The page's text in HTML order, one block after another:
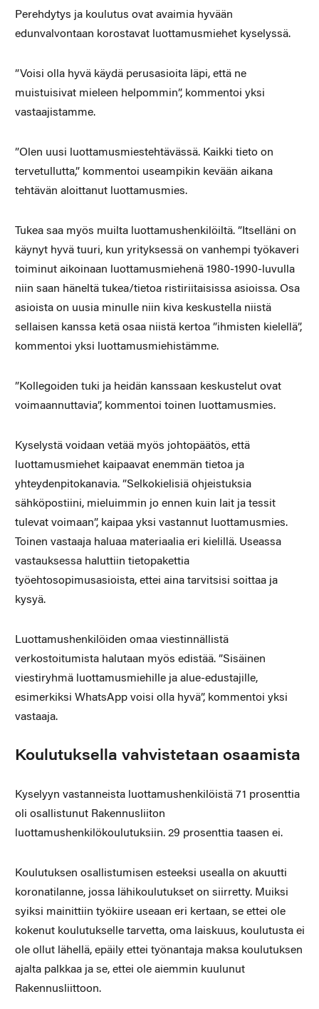
Perehdytys ja koulutus ovat avaimia hyvään
edunvalvontaan korostavat luottamusmiehet kyselyssä.
”Voisi olla hyvä käydä perusasioita läpi, että ne
muistuisivat mieleen helpommin”, kommentoi yksi
vastaajistamme.
”Olen uusi luottamusmiestehtävässä. Kaikki tieto on
tervetullutta,” kommentoi useampikin kevään aikana
tehtävän aloittanut luottamusmies.
Tukea saa myös muilta luottamushenkilöiltä. ”Itselläni on
käynyt hyvä tuuri, kun yrityksessä on vanhempi työkaveri
toiminut aikoinaan luottamusmiehenä 1980­-1990-luvulla
niin saan häneltä tukea/tietoa ristiriitaisissa asioissa. Osa
asioista on uusia minulle niin kiva keskustella niistä
sellaisen kanssa ketä osaa niistä kertoa ”ihmisten kielellä”,
kommentoi yksi luottamusmiehistämme.
”Kollegoiden tuki ja heidän kanssaan keskustelut ovat
voimaannuttavia”, kommentoi toinen luottamusmies.
Kyselystä voidaan vetää myös johtopäätös, että
luottamusmiehet kaipaavat enemmän tietoa ja
yhteydenpitokanavia. ”Selkokielisiä ohjeistuksia
sähköpostiini, mieluimmin jo ennen kuin lait ja tessit
tulevat voimaan”, kaipaa yksi vastannut luottamusmies.
Toinen vastaaja haluaa materiaalia eri kielillä. Useassa
vastauksessa haluttiin tietopakettia
työehtosopimusasioista, ettei aina tarvitsisi soittaa ja
kysyä.
Luottamushenkilöiden omaa viestinnällistä
verkostoitumista halutaan myös edistää. ”Sisäinen
viestiryhmä luottamusmiehille ja alue-edustajille,
esimerkiksi WhatsApp voisi olla hyvä”, kommentoi yksi
vastaaja.
Koulutuksella vahvistetaan osaamista
Kyselyyn vastanneista luottamushenkilöistä 71 prosenttia
oli osallistunut Rakennusliiton
luottamushenkilökoulutuksiin. 29 prosenttia taasen ei.
Koulutuksen osallistumisen esteeksi usealla on akuutti
koronatilanne, jossa lähikoulutukset on siirretty. Muiksi
syiksi mainittiin työkiire useaan eri kertaan, se ettei ole
kokenut koulutukselle tarvetta, oma laiskuus, koulutusta ei
ole ollut lähellä, epäily ettei työnantaja maksa koulutuksen
ajalta palkkaa ja se, ettei ole aiemmin kuulunut
Rakennusliittoon.